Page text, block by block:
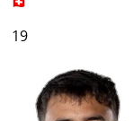
19